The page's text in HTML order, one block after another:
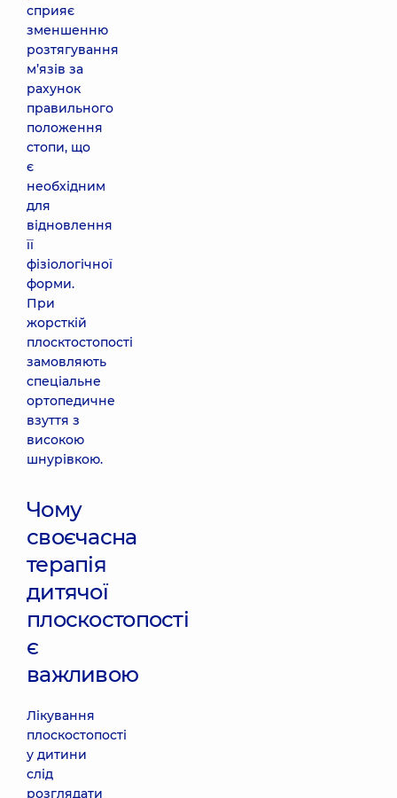
сприяє
зменшенню
розтягування
м’язів за
рахунок
правильного
положення
стопи, що
є
необхідним
для
відновлення
її
фізіологічної
форми.
При
жорсткій
плосктостопості
замовляють
спеціальне
ортопедичне
взуття з
високою
шнурівкою.
Чому
своєчасна
терапія
дитячої
плоскостопості
є
важливою
Лікування
плоскостопості
у дитини
слід
розглядати